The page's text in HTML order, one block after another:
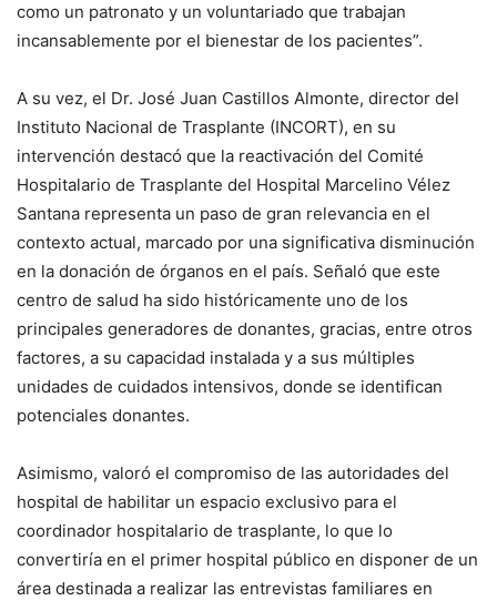
como un patronato y un voluntariado que trabajan
incansablemente por el bienestar de los pacientes”.
A su vez, el Dr. José Juan Castillos Almonte, director del
Instituto Nacional de Trasplante (INCORT), en su
intervención destacó que la reactivación del Comité
Hospitalario de Trasplante del Hospital Marcelino Vélez
Santana representa un paso de gran relevancia en el
contexto actual, marcado por una significativa disminución
en la donación de órganos en el país. Señaló que este
centro de salud ha sido históricamente uno de los
principales generadores de donantes, gracias, entre otros
factores, a su capacidad instalada y a sus múltiples
unidades de cuidados intensivos, donde se identifican
potenciales donantes.
Asimismo, valoró el compromiso de las autoridades del
hospital de habilitar un espacio exclusivo para el
coordinador hospitalario de trasplante, lo que lo
convertiría en el primer hospital público en disponer de un
área destinada a realizar las entrevistas familiares en